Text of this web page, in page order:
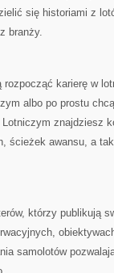
się historiami z
branży.
karierę w
albo po prostu
znajdziesz
ścieżek awansu, a
którzy publikują
samolotów